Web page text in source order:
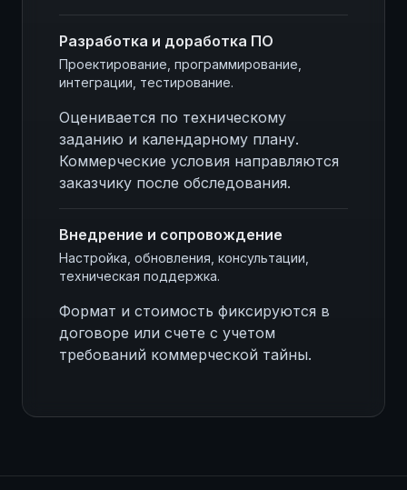
Разработка и доработка ПО
Проектирование, программирование,
интеграции, тестирование.
Оценивается по техническому
заданию и календарному плану.
Коммерческие условия направляются
заказчику после обследования.
Внедрение и сопровождение
Настройка, обновления, консультации,
техническая поддержка.
Формат и стоимость фиксируются в
договоре или счете с учетом
требований коммерческой тайны.